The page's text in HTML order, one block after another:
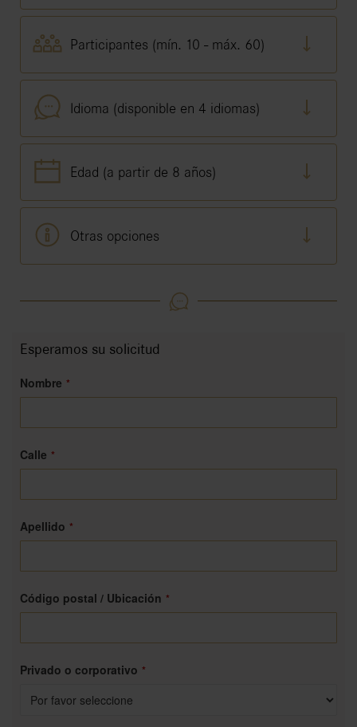
Participantes (mín. 10 - máx. 60)
Idioma (disponible en 4 idiomas)
Edad (a partir de 8 años)
Otras opciones
Esperamos su solicitud
Nombre *
Calle *
Apellido *
Código postal / Ubicación *
Privado o corporativo *